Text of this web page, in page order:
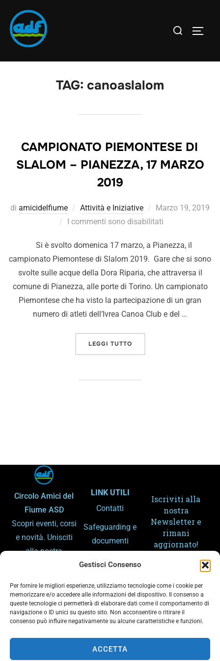
Gestisci Consenso
Per fornire le migliori esperienze, utilizziamo tecnologie come i cookie per
memorizzare e/o accedere alle informazioni del dispositivo. Il consenso a
queste tecnologie ci permetterà di elaborare dati come il comportamento di
navigazione o ID unici su questo sito. Non acconsentire o ritirare il
consenso può influire negativamente su alcune caratteristiche e funzioni.
ACCETTA
TAG: canoaslalom
CAMPIONATO PIEMONTESE DI
SLALOM – PIANEZZA, 17 MARZO
2019
di amicidelfiume Attività e Iniziative
Marzo 19, 2019
I commenti sono disabilitati
Si è svolto domenica 17 marzo, a Pianezza, il
campionato Piemontese di Slalom 2019. Gare che si sono
svolte sulle acque della Dora Riparia, che attraversa il
comune di Pianezza, alle porte di Torino. Un campionato
Piemontese che ha visto la partecipazione di un gran
numero di atleti dell’Ivrea Canoa Club e del …
LEGGI TUTTO
Circolo Amici del
Fiume ASD
Scopri eventi, corsi
e novità. Unisciti
alla nostra
passione per lo
sport e il fiume.
LINK UTILI
Contatti
Safeguarding e
documenti
Gemellaggi
Arpa – Meteo
Iscriviti alla
nostra
Newsletter e
rimani
aggiornato!